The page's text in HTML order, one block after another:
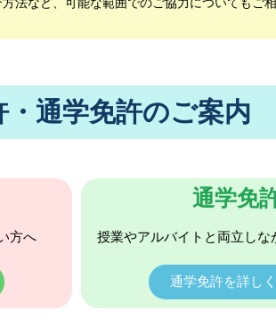
・通学免許のご案内
方へ
通学免
授業やアルバイトと両立しな
通学免許を詳し